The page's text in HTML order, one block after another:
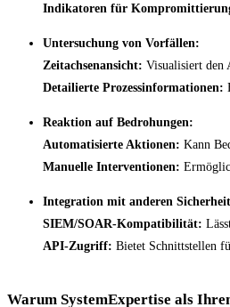
Indikatoren für
Untersuchung von Vorfällen:
Zeitachsenansicht: Visualisiert den
Detailierte Prozessinformationen:
Reaktion auf Bedrohungen:
Automatisierte Aktionen: Kann
Manuelle Interventionen:
Integration mit anderen
SIEM/SOAR-Kompatibilität:
API-Zugriff: Bietet Schnittstellen
Warum SystemExpertise als